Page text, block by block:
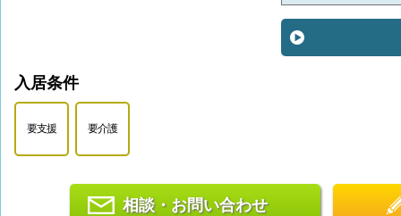
入居条件
要支援 要介護
相談・お問い合わせ